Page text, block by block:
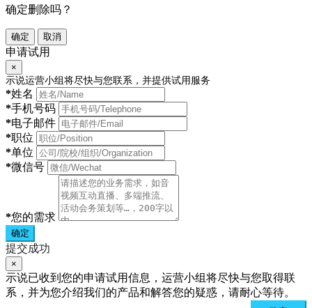
确定删除吗？
确定 取消
申请试用
×
示说运营小组将尽快与您联系，并提供试用服务
*姓名
*手机号码
*电子邮件
*职位
*单位
*微信号
*您的需求
确定
提交成功
×
示说已收到您的申请试用信息，运营小组将尽快与您取得联
系，并为您介绍我们的产品和解答您的疑惑，请耐心等待。